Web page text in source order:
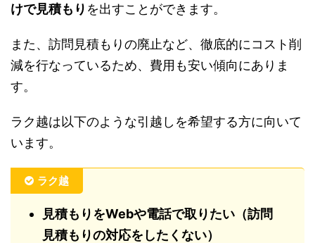
けで見積もり を出すことができます。
また、訪問見積もりの廃止など、徹底的にコスト削
減を行なっているため、費用も安い傾向にありま
す。
ラク越は以下のような引越しを希望する方に向いて
います。
ラク越
見積もりをWebや電話で取りたい（訪問
見積もりの対応をしたくない）